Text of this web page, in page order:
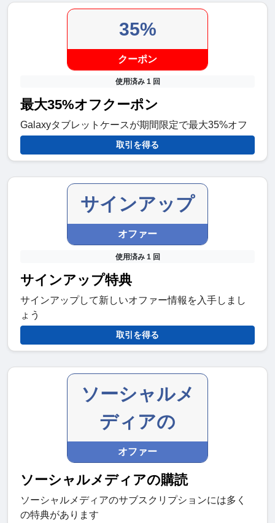
35%
クーポン
使用済み 1 回
最大35%オフクーポン
Galaxyタブレットケースが期間限定で最大35%オフ
取引を得る
サインアップ
オファー
使用済み 1 回
サインアップ特典
サインアップして新しいオファー情報を入手しまし
ょう
取引を得る
ソーシャルメ
ディアの
オファー
ソーシャルメディアの購読
ソーシャルメディアのサブスクリプションには多く
の特典があります